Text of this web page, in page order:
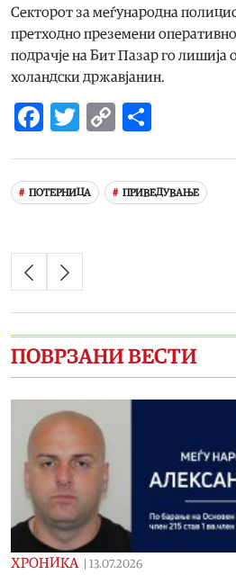
Секторот за меѓународна
претходно преземени
подрачје на Бит Пазар го лишија
холандски државјанин.
Facebook
Twitter
Copy
ПОТЕРНИЦА ПРИВЕДУВАЊЕ
ПОВРЗАНИ ВЕСТИ
ХРОНИКА 13.07.2026